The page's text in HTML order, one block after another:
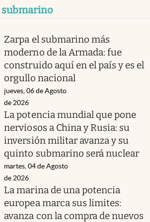
submarino
Zarpa el submarino más
moderno de la Armada: fue
construido aquí en el país y es el
orgullo nacional
jueves, 06 de Agosto
de 2026
La potencia mundial que pone
nerviosos a China y Rusia: su
inversión militar avanza y su
quinto submarino será nuclear
martes, 04 de Agosto
de 2026
La marina de una potencia
europea marca sus limites:
avanza con la compra de nuevos